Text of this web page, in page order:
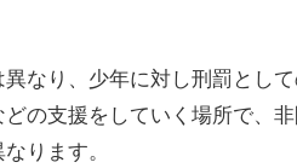
なり、少年に対し刑罰とし
の支援をしていく場所で、
ります。